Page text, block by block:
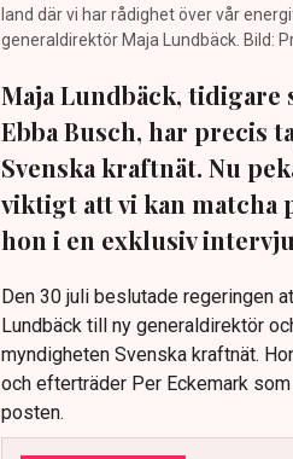
land där vi har rådighet över vår
generaldirektör Maja Lundbäck. Bild:
Maja Lundbäck,
Ebba Busch, har precis
Svenska kraftnät. Nu
viktigt att vi kan matcha
hon i en exklusiv
Den 30 juli beslutade regeringen
Lundbäck till ny generaldirektör
myndigheten Svenska kraftnät.
och efterträder Per Eckemark
posten.